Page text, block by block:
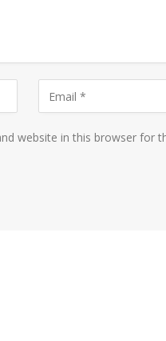
website in this browser for